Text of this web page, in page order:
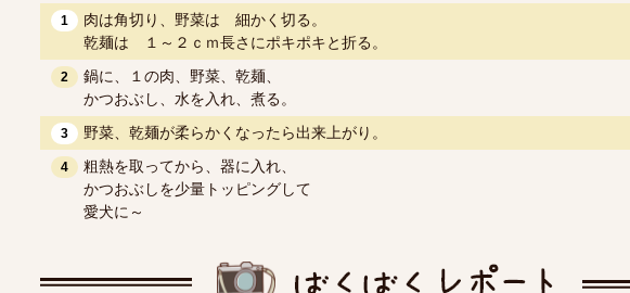
1
肉は角切り、野菜は 細かく切る。
乾麺は １～２ｃｍ長さにポキポキと折る。
2
鍋に、１の肉、野菜、乾麺、
かつおぶし、水を入れ、煮る。
3 野菜、乾麺が柔らかくなったら出来上がり。
4
粗熱を取ってから、器に入れ、
かつおぶしを少量トッピングして
愛犬に～